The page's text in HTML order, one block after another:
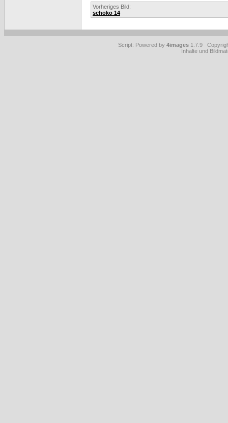
Vorheriges Bild:
schoko 14
Script: Powered by 4images 1.7.9
Inhalte und